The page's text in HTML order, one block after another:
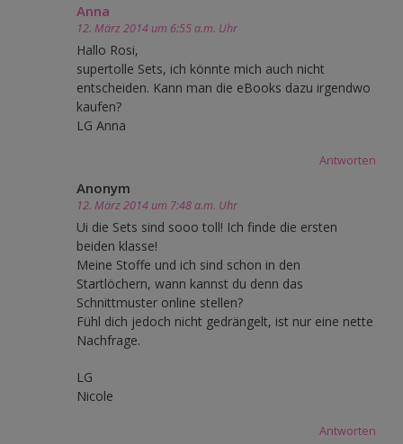
Anna
12. März 2014 um 6:55 a.m. Uhr
Hallo Rosi,
supertolle Sets, ich könnte mich auch nicht
entscheiden. Kann man die eBooks dazu irgendwo
kaufen?
LG Anna
Antworten
Anonym
12. März 2014 um 7:48 a.m. Uhr
Ui die Sets sind sooo toll! Ich finde die ersten
beiden klasse!
Meine Stoffe und ich sind schon in den
Startlöchern, wann kannst du denn das
Schnittmuster online stellen?
Fühl dich jedoch nicht gedrängelt, ist nur eine nette
Nachfrage.
LG
Nicole
Antworten